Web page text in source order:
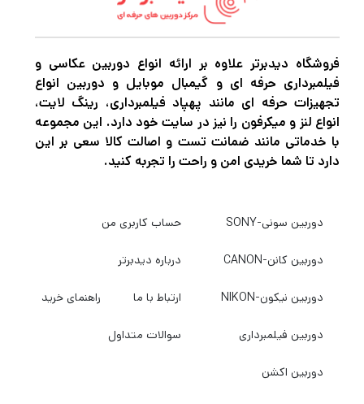
نور نرم و قابل تنظیم، می‌تواند بهترین انتخاب
برای عکاسان و اینفلوئنسرها باشد که به دنبال
نتیجه‌ای باکیفیت و طبیعی هستند.
ویژگی‌های اصلی رینگ لایت Ring Light SY3161
کاربر می‌دهد تا نور مناسب برای هر شرایطی را
فراهم کند.
کنترل دمای رنگ: این رینگ لایت دارای کنترلر
دمای رنگ (کلوین) است که به کاربر اجازه می‌دهد
فروشگاه دیدبرتر علاوه بر ارائه انواع دوربین عکاسی و
فیلمبرداری حرفه ای و گیمبال موبایل و دوربین انواع
تجهیزات حرفه ای مانند پهپاد فیلمبرداری، رینگ لایت،
انواع لنز و میکرفون را نیز در سایت خود دارد. این مجموعه
با خدماتی مانند ضمانت تست و اصالت کالا سعی بر این
دارد تا شما خریدی امن و راحت را تجربه کنید.
دوربین سونی-SONY
دوربین کانن-CANON
دوربین نیکون-NIKON
دوربین فیلمبرداری
دوربین اکشن
حساب کاربری من
درباره دیدبرتر
ارتباط با ما راهنمای خرید
سوالات متداول